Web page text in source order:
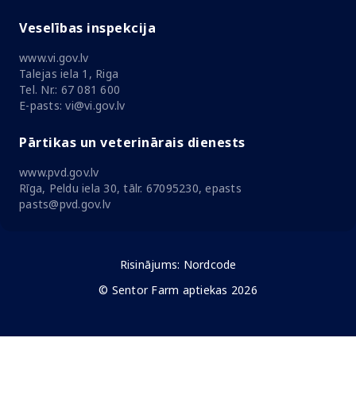
Veselības inspekcija
www.vi.gov.lv
Talejas iela 1, Riga
Tel. Nr.: 67 081 600
E-pasts: vi@vi.gov.lv
Pārtikas un veterinārais dienests
www.pvd.gov.lv
Rīga, Peldu iela 30, tālr. 67095230, epasts
pasts@pvd.gov.lv
Risinājums: Nordcode
© Sentor Farm aptiekas 2026